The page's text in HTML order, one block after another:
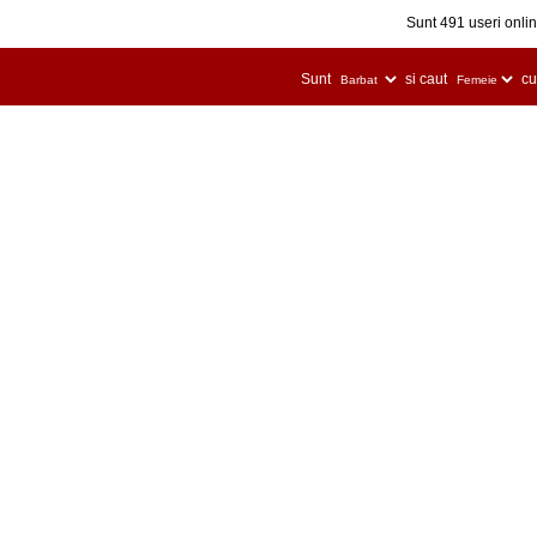
Sunt 491 useri
Sunt si caut